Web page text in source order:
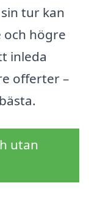
tur kan
högre
inleda
offerter –
utan